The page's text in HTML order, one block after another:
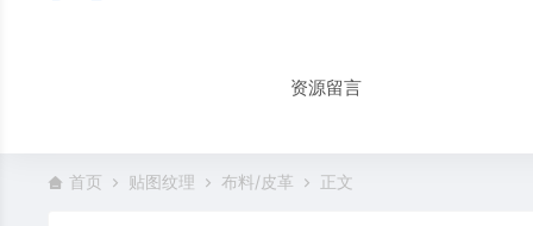
资源留言
首页 贴图纹理 布料/皮革 正文